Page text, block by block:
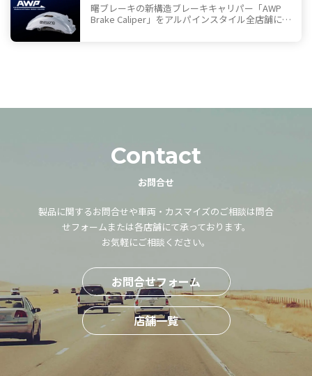
曙ブレーキの新構造ブレーキキャリパー「AWP
Brake Caliper」をアルパインスタイル全店舗にて
Contact
お問合せ
製品に関するお問合せや車両・カスマイズのご相談は問合
せフォームまたは各店舗にて承っております。
お気軽にご相談ください。
お問合せフォーム
店舗一覧